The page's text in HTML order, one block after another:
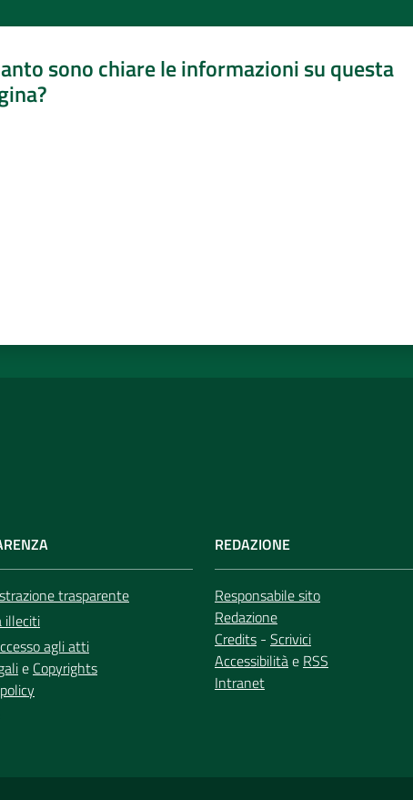
sono chiare le informazioni su questa
trasparente
illeciti
agli atti
e Copyrights
REDAZIONE
Responsabile sito
Redazione
Credits - Scrivici
Accessibilitàe RSS
Intranet